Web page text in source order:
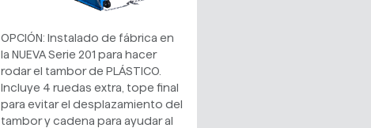
OPCIÓN: Instalado de fábrica en
la NUEVA Serie 201 para hacer
rodar el tambor de PLÁSTICO.
Incluye 4 ruedas extra, tope final
para evitar el desplazamiento del
tambor y cadena para ayudar al